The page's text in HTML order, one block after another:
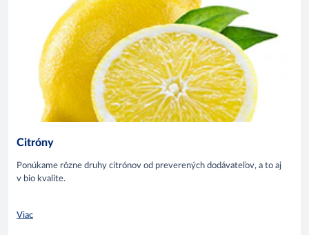
Citróny
Ponúkame rôzne druhy citrónov od preverených dodávateľov, a to aj
v bio kvalite.
Viac